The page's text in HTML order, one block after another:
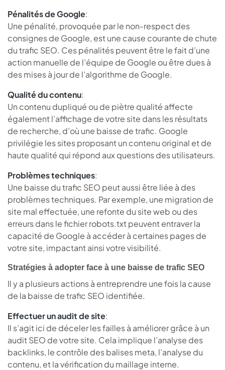
Pénalités de Google:
Une pénalité, provoquée par le non-respect des
consignes de Google, est une cause courante de chute
du trafic SEO. Ces pénalités peuvent être le fait d’une
action manuelle de l’équipe de Google ou être dues à
des mises à jour de l’algorithme de Google.
Qualité du contenu:
Un contenu dupliqué ou de piètre qualité affecte
également l’affichage de votre site dans les résultats
de recherche, d’où une baisse de trafic. Google
privilégie les sites proposant un contenu original et de
haute qualité qui répond aux questions des utilisateurs.
Problèmes techniques:
Une baisse du trafic SEO peut aussi être liée à des
problèmes techniques. Par exemple, une migration de
site mal effectuée, une refonte du site web ou des
erreurs dans le fichier robots.txt peuvent entraver la
capacité de Google à accéder à certaines pages de
votre site, impactant ainsi votre visibilité.
Stratégies à adopter face à une baisse de trafic SEO
Il y a plusieurs actions à entreprendre une fois la cause
de la baisse de trafic SEO identifiée.
Effectuer un audit de site:
Il s’agit ici de déceler les failles à améliorer grâce à un
audit SEO de votre site. Cela implique l’analyse des
backlinks, le contrôle des balises meta, l’analyse du
contenu, et la vérification du maillage interne.